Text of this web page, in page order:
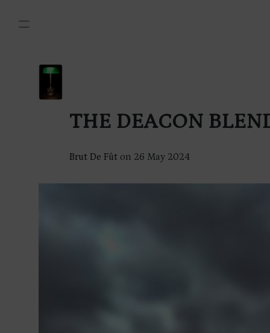
THE DEACON
Brut De Fût on 26 May 2024